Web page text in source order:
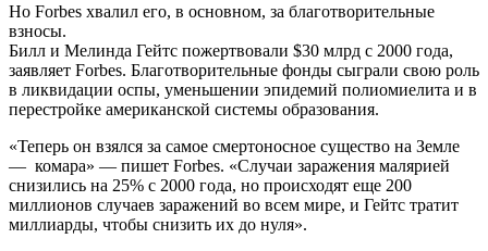
Но Forbes хвалил его, в основном, за благотворительные
взносы.
Билл и Мелинда Гейтс пожертвовали $30 млрд с 2000 года,
заявляет Forbes. Благотворительные фонды сыграли свою роль
в ликвидации оспы, уменьшении эпидемий полиомиелита и в
перестройке американской системы образования.
«Теперь он взялся за самое смертоносное существо на Земле
— комара» — пишет Forbes. «Случаи заражения малярией
снизились на 25% с 2000 года, но происходят еще 200
миллионов случаев заражений во всем мире, и Гейтс тратит
миллиарды, чтобы снизить их до нуля».